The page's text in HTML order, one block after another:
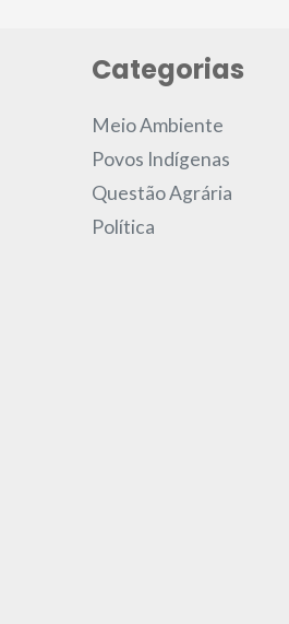
Categorias
Meio Ambiente
Povos Indígenas
Questão Agrária
Política